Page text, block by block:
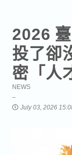
2026
投了卻
密「人
NEWS
July 03, 2026